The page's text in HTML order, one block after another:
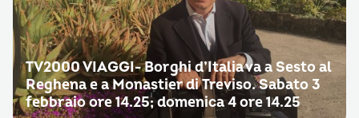
TV2000 VIAGGI- Borghi d’Italia va a Sesto al
Reghena e a Monastier di Treviso. Sabato 3
febbraio ore 14.25; domenica 4 ore 14.25